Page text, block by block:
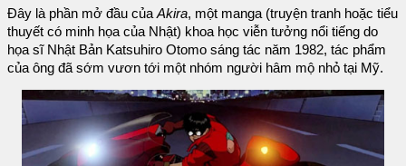
Đây là phần mở đầu của Akira, một manga (truyện tranh hoặc tiểu
thuyết có minh họa của Nhật) khoa học viễn tưởng nổi tiếng do
họa sĩ Nhật Bản Katsuhiro Otomo sáng tác năm 1982, tác phẩm
của ông đã sớm vươn tới một nhóm người hâm mộ nhỏ tại Mỹ.